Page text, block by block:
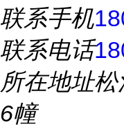
联系手机
联系电话
所在地址松
6幢